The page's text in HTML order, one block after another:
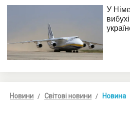
Новини Світові новини Новина